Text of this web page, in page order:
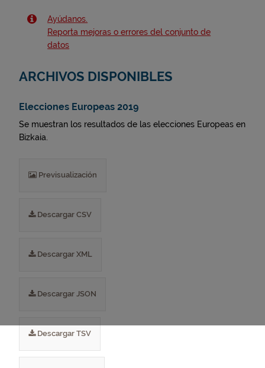
Ayúdanos.
Reporta mejoras o errores del conjunto de
datos
ARCHIVOS DISPONIBLES
Elecciones Europeas 2019
Se muestran los resultados de las elecciones Europeas en
Bizkaia.
Previsualización
Descargar CSV
Descargar XML
Descargar JSON
Descargar TSV